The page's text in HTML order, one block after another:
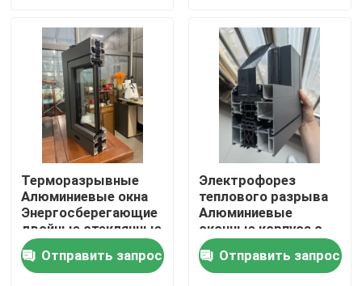
О нас
Путешествие фабрики
Проверка качества
Свяжитесь мы
Спросите цитату
Терморазрывные
Алюминиевые окна
Энергосберегающие
двойные стеклянные
окна
Отправить запрос
Электрофорез
теплового разрыва
Алюминиевые
оконные корпуса с
5+9A+5 двойным
стеклом
Отправить запрос